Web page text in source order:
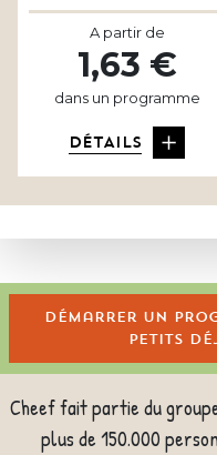
A partir de
1,63 €
dans un programme
DÉTAILS
Démarrer un
petits
Cheef fait partie du groupe
plus de 150.000